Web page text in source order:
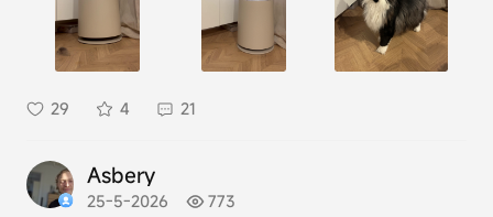
29 4 21
Asbery
25-5-2026 773